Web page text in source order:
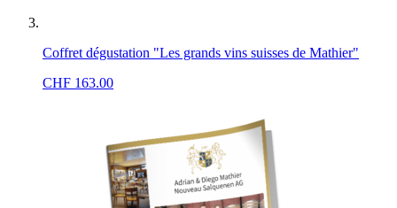
Coffret dégustation "Les grands vins suisses de Mathier"
CHF 163.00